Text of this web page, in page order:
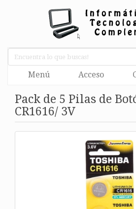
Menú Acceso
Pack de 5 Pilas de
CR1616/ 3V